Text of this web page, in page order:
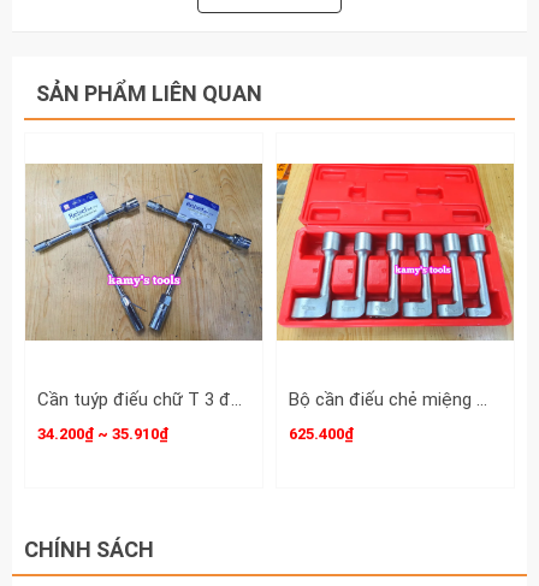
Cần điếu top có lỗ 10mm,
cần điếu top có lỗ 13mm,
cần điếu top có lỗ 14mm,
cần điếu top có lỗ 17mm,
cần điếu top có lỗ 19mm,
Cần điếu CENTURY có lỗ có các kích cỡ như
sau:
Cần điếu Century có lỗ 6mm,
Cần điếu Century có lỗ 9mm,
SẢN PHẨM LIÊN QUAN
Cần tuýp điếu chữ T 3 đầu 8mm 10mm 12mm (8-10-12) và 10mm 12mm 14mm (10-12-14) Rebel
34.200₫ ~ 35.910₫
Bộ cần điếu chẻ miệng mở ống xăng dầu thủy lực 12mm 14mm 16mm 17mm 18mm 19mm
625.400₫
CHÍNH SÁCH